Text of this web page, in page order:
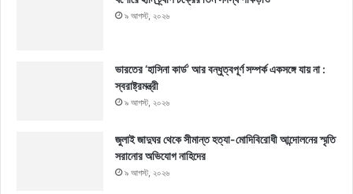
৯ আগস্ট, ২০২৬
ভারতের ‘হাসিনা কার্ড’ আর বন্ধুত্বপূর্ণ সম্পর্ক একসঙ্গে যায় না :
স্বরাষ্ট্রমন্ত্রী
৯ আগস্ট, ২০২৬
জুলাই জাদুঘর থেকে সীমান্ত হত্যা-মোদিবিরোধী আন্দোলনের স্মৃতি
সরানোর অভিযোগ নাহিদের
৯ আগস্ট, ২০২৬